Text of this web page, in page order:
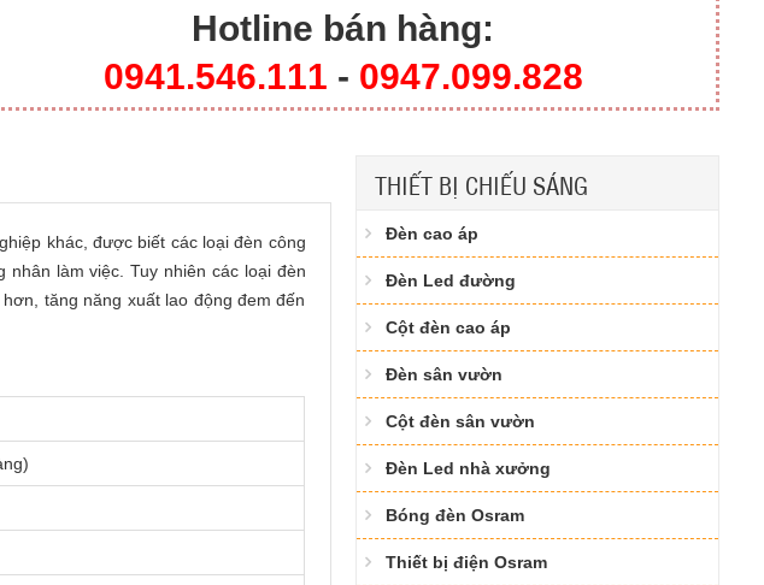
Hotline bán hàng:
0941.546.111 - 0947.099.828​
khác, được biết các loại đèn công
làm việc. Tuy nhiên các loại đèn
tăng năng xuất lao động đem đến
THIẾT BỊ CHIẾU SÁNG
Đèn cao áp
Đèn Led đường
Cột đèn cao áp
Đèn sân vườn
Cột đèn sân vườn
Đèn Led nhà xưởng
Bóng đèn Osram
Thiết bị điện Osram